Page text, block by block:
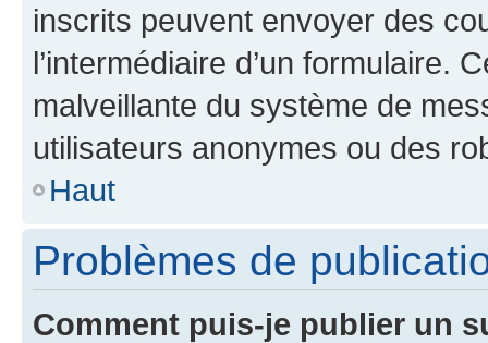
inscrits peuvent envoyer des
l’intermédiaire d’un formulaire.
malveillante du système de
utilisateurs anonymes ou des
Haut
Problèmes de
Comment puis-je publier un